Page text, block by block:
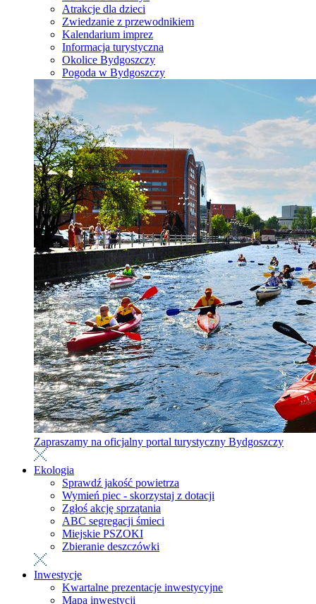
Atrakcje dla dzieci
Zwiedzanie z przewodnikiem
Kalendarium imprez
Informacja turystyczna
Okolice Bydgoszczy
Pogoda w Bydgoszczy
Zapraszamy na oficjalny portal turystyczny Bydgoszczy
Ekologia
Sprawdź jakość powietrza
Wymień piec - skorzystaj z dotacji
Zgłoś akcję sprzątania
ABC segregacji śmieci
Miejskie PSZOKI
Zbieranie deszczówki
Inwestycje
Kwartalne prezentacje inwestycyjne
Mapa inwestycji